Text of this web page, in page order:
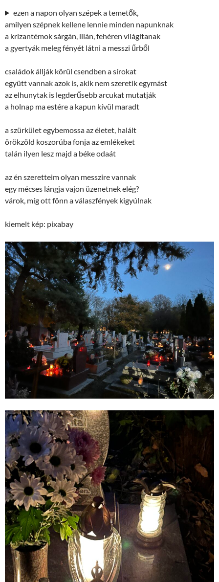
ezen a napon olyan szépek a temetők,
amilyen szépnek kellene lennie minden napunknak
a krizantémok sárgán, lilán, fehéren világítanak
a gyertyák meleg fényét látni a messzi űrből
családok állják körül csendben a sírokat
együtt vannak azok is, akik nem szeretik egymást
az elhunytak is legderűsebb arcukat mutatják
a holnap ma estére a kapun kívül maradt
a szürkület egybemossa az életet, halált
örökzöld koszorúba fonja az emlékeket
talán ilyen lesz majd a béke odaát
az én szeretteim olyan messzire vannak
egy mécses lángja vajon üzenetnek elég?
várok, míg ott fönn a válaszfények kigyúlnak
kiemelt kép: pixabay